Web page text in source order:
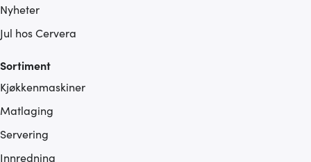
Nyheter
Jul hos Cervera
Sortiment
Kjøkkenmaskiner
Matlaging
Servering
Innredning